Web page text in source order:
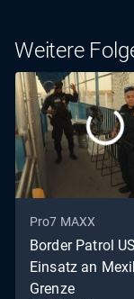
Weitere
Pro7 MAXX
Border Patrol
Einsatz an
Grenze